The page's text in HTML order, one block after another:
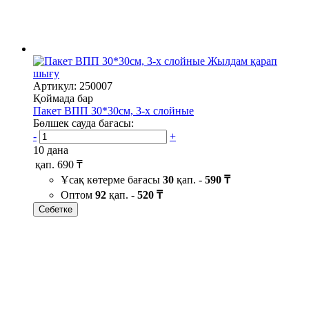
Жылдам қарап
шығу
Артикул: 250007
Қоймада бар
Пакет ВПП 30*30см, 3-х слойные
Бөлшек сауда бағасы:
-
+
10 дана
қап. 690 ₸
Ұсақ көтерме бағасы 30 қап. - 590 ₸
Оптом 92 қап. - 520 ₸
Себетке